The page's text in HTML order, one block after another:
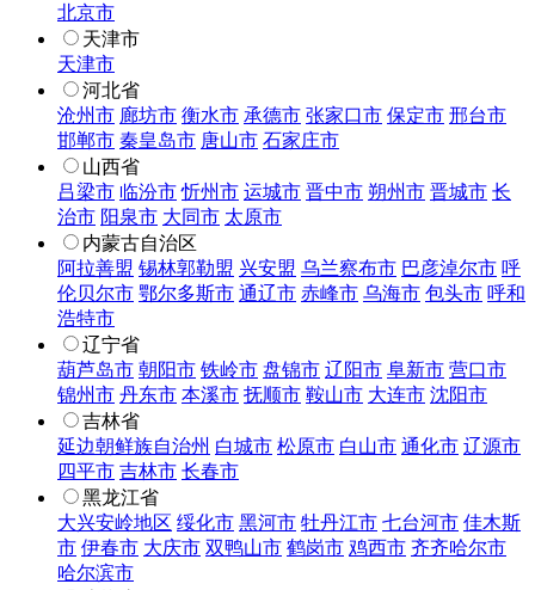
北京市
天津市
天津市
河北省
沧州市 廊坊市 衡水市 承德市 张家口市 保定市 邢台市
邯郸市 秦皇岛市 唐山市 石家庄市
山西省
吕梁市 临汾市 忻州市 运城市 晋中市 朔州市 晋城市 长
治市 阳泉市 大同市 太原市
内蒙古自治区
阿拉善盟 锡林郭勒盟 兴安盟 乌兰察布市 巴彦淖尔市 呼
伦贝尔市 鄂尔多斯市 通辽市 赤峰市 乌海市 包头市 呼和
浩特市
辽宁省
葫芦岛市 朝阳市 铁岭市 盘锦市 辽阳市 阜新市 营口市
锦州市 丹东市 本溪市 抚顺市 鞍山市 大连市 沈阳市
吉林省
延边朝鲜族自治州 白城市 松原市 白山市 通化市 辽源市
四平市 吉林市 长春市
黑龙江省
大兴安岭地区 绥化市 黑河市 牡丹江市 七台河市 佳木斯
市 伊春市 大庆市 双鸭山市 鹤岗市 鸡西市 齐齐哈尔市
哈尔滨市